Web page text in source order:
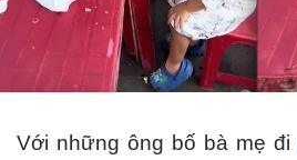
Với những ông bố bà mẹ đi